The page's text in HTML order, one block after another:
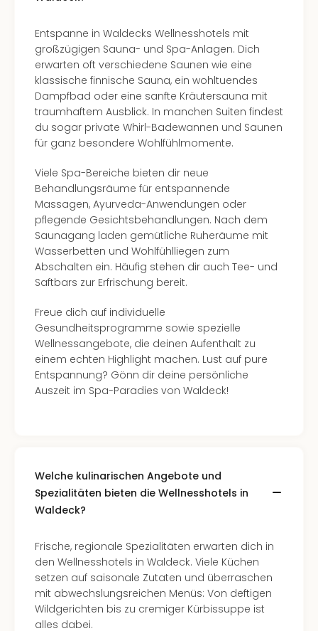
Entspanne in Waldecks Wellnesshotels mit
großzügigen Sauna- und Spa-Anlagen. Dich
erwarten oft verschiedene Saunen wie eine
klassische finnische Sauna, ein wohltuendes
Dampfbad oder eine sanfte Kräutersauna mit
traumhaftem Ausblick. In manchen Suiten findest
du sogar private Whirl-Badewannen und Saunen
für ganz besondere Wohlfühlmomente.
Viele Spa-Bereiche bieten dir neue
Behandlungsräume für entspannende
Massagen, Ayurveda-Anwendungen oder
pflegende Gesichtsbehandlungen. Nach dem
Saunagang laden gemütliche Ruheräume mit
Wasserbetten und Wohlfühlliegen zum
Abschalten ein. Häufig stehen dir auch Tee- und
Saftbars zur Erfrischung bereit.
Freue dich auf individuelle
Gesundheitsprogramme sowie spezielle
Wellnessangebote, die deinen Aufenthalt zu
einem echten Highlight machen. Lust auf pure
Entspannung? Gönn dir deine persönliche
Auszeit im Spa-Paradies von Waldeck!
Welche kulinarischen Angebote und
Spezialitäten bieten die Wellnesshotels in
Waldeck?
Frische, regionale Spezialitäten erwarten dich in
den Wellnesshotels in Waldeck. Viele Küchen
setzen auf saisonale Zutaten und überraschen
mit abwechslungsreichen Menüs: Von deftigen
Wildgerichten bis zu cremiger Kürbissuppe ist
alles dabei.